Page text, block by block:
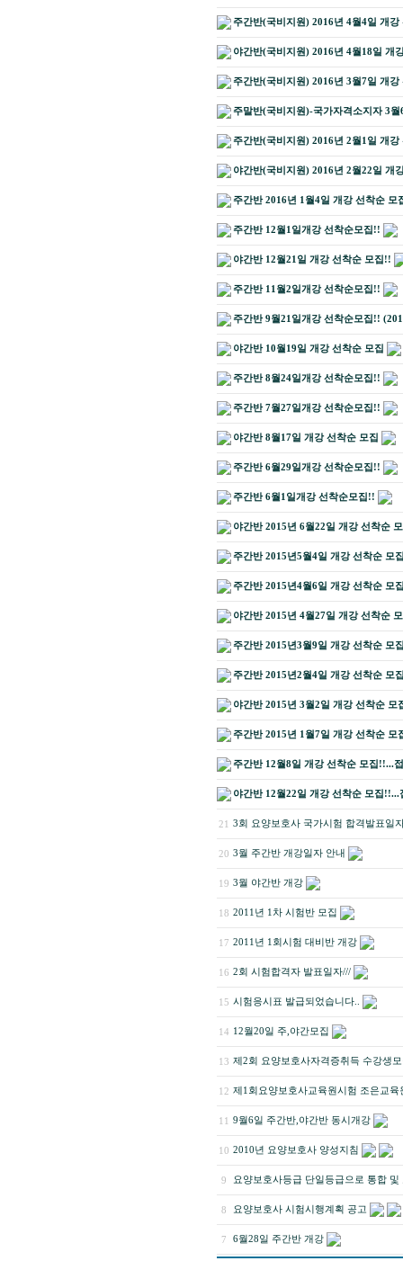
주간반(국비지원) 2016년 4월4일 개
야간반(국비지원) 2016년 4월18일 개
주간반(국비지원) 2016년 3월7일 개
주말반(국비지원)-국가자격소지자 3
주간반(국비지원) 2016년 2월1일 개
야간반(국비지원) 2016년 2월22일 개
주간반 2016년 1월4일 개강 선착순 모
주간반 12월1일개강 선착순모집!!
야간반 12월21일 개강 선착순 모집!!
주간반 11월2일개강 선착순모집!!
주간반 9월21일개강 선착순모집!!
야간반 10월19일 개강 선착순 모집
주간반 8월24일개강 선착순모집!!
주간반 7월27일개강 선착순모집!!
야간반 8월17일 개강 선착순 모집
주간반 6월29일개강 선착순모집!!
주간반 6월1일개강 선착순모집!!
야간반 2015년 6월22일 개강 선착순
주간반 2015년5월4일 개강 선착순 모
주간반 2015년4월6일 개강 선착순 모
야간반 2015년 4월27일 개강 선착순
주간반 2015년3월9일 개강 선착순 모
주간반 2015년2월4일 개강 선착순 모
야간반 2015년 3월2일 개강 선착순 모
주간반 2015년 1월7일 개강 선착순 모
주간반 12월8일 개강 선착순 모집!!...
야간반 12월22일 개강 선착순 모집
21 3회 요양보호사 국가시험 합격발표일
20 3월 주간반 개강일자 안내
19 3월 야간반 개강
18 2011년 1차 시험반 모집
17 2011년 1회시험 대비반 개강
16 2회 시험합격자 발표일자///
15 시험응시표 발급되었습니다..
14 12월20일 주,야간모집
13 제2회 요양보호사자격증취득 수강생
12 제1회요양보호사교육원시험 조은교육
11 9월6일 주간반,야간반 동시개강
10 2010년 요양보호사 양성지침
9 요양보호사등급 단일등급으로 통합
8 요양보호사 시험시행계획 공고
7 6월28일 주간반 개강